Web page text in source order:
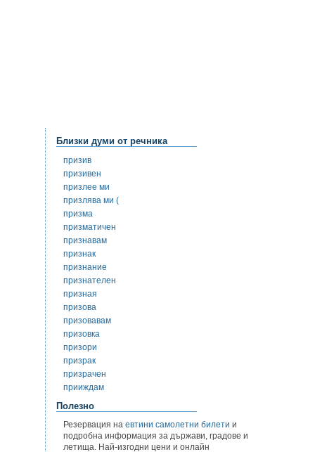
Близки думи от речника
призив
призивен
призлее ми
призлява ми (
призма
призматичен
признавам
признак
признание
признателен
призная
призова
призовавам
призовка
призори
призрак
призрачен
прииждам
Полезно
Резервация на евтини самолетни билети и
подробна информация за държави, градове и
летища. Най-изгодни цени и онлайн